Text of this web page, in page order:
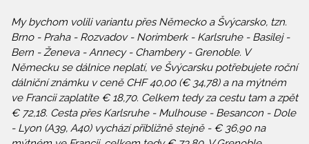
My bychom volili variantu přes Německo a Švýcarsko, tzn.
Brno - Praha - Rozvadov - Norimberk - Karlsruhe - Basilej -
Bern - Ženeva - Annecy - Chambery - Grenoble. V
Německu se dálnice neplatí, ve Švýcarsku potřebujete roční
dálniční známku v ceně CHF 40,00 (€ 34,78) a na mýtném
ve Francii zaplatíte € 18,70. Celkem tedy za cestu tam a zpět
€ 72,18. Cesta přes Karlsruhe - Mulhouse - Besancon - Dole
- Lyon (A39, A40) vychází přibližně stejně - € 36,90 na